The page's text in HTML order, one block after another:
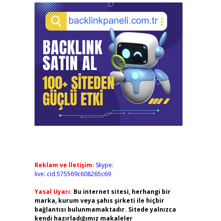
Reklam ve İletişim: Skype:
live:.cid.575569c608265c69
Yasal Uyarı: Bu internet sitesi, herhangi bir
marka, kurum veya şahıs şirketi ile hiçbir
bağlantısı bulunmamaktadır. Sitede yalnızca
kendi hazırladığımız makaleler